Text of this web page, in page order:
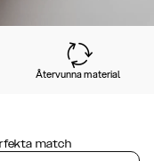
Återvunna material
match